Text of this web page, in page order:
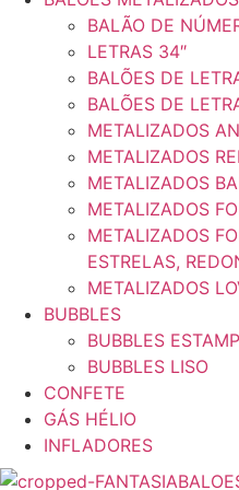
BALÃO DE
LETRAS 34″
BALÕES DE
BALÕES DE
METALIZADOS
METALIZADOS
METALIZADOS
METALIZADOS
METALIZADOS
ESTRELAS,
METALIZADOS
BUBBLES
BUBBLES
BUBBLES LISO
CONFETE
GÁS HÉLIO
INFLADORES